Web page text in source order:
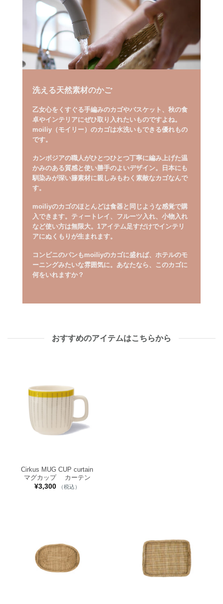
洗える天然素材のかご
乙女心をくすぐる手編みのカゴやバスケット、秋の食
卓やインテリアにぜひ取り入れたいものですよね。
moiliy（モイリー）のカゴは水洗いもできる優れもの
です。
カンボジアの職人がひとつひとつ丁寧に編み上げた温
かみのある質感と使い勝手のよいデザイン。日本にも
馴染みが深い籐素材に親しみもわく素敵なカゴなんで
す。
moiliyのカゴのほとんどは食器と同じような感覚で購
入できます。ティートレイ、フルーツ入れ、小物入れ
など使い方は無限大。1アイテム足すだけでインテリ
アにぬくもりが生まれます。
コンビニのパンもmoiliyのカゴに盛れば、ホテルのモ
ーニングみたいな雰囲気に。あなたなら、このカゴに
何をいれますか？
おすすめのアイテムはこちらから
Cirkus MUG CUP curtain
マグカップ カーテン
¥3,300 （税込）